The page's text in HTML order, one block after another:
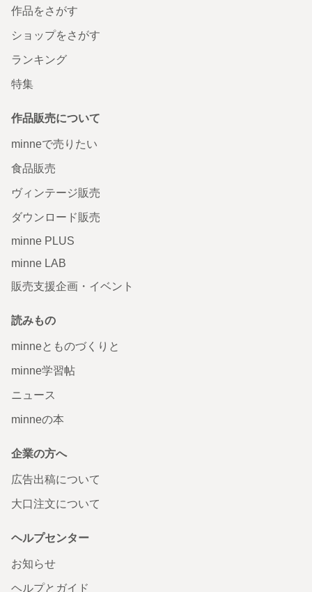
作品をさがす
ショップをさがす
ランキング
特集
作品販売について
minneで売りたい
食品販売
ヴィンテージ販売
ダウンロード販売
minne PLUS
minne LAB
販売支援企画・イベント
読みもの
minneとものづくりと
minne学習帖
ニュース
minneの本
企業の方へ
広告出稿について
大口注文について
ヘルプセンター
お知らせ
ヘルプとガイド